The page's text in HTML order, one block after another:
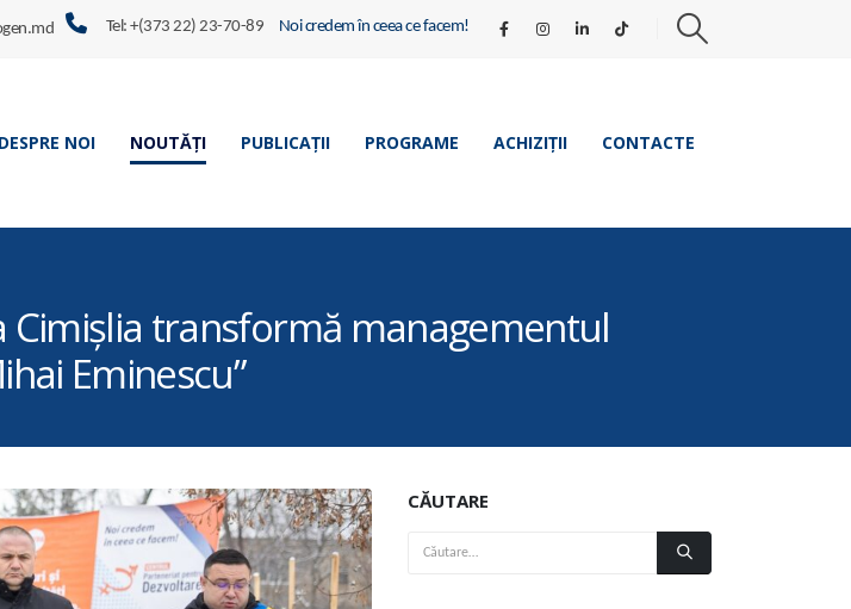
Tel: +(373 22) 23-70-89 Noi credem în ceea ce facem!
DESPRE NOI NOUTĂȚI PUBLICAȚII PROGRAME ACHIZIȚII CONTACTE
transformă managementul
Eminescu”
CĂUTARE